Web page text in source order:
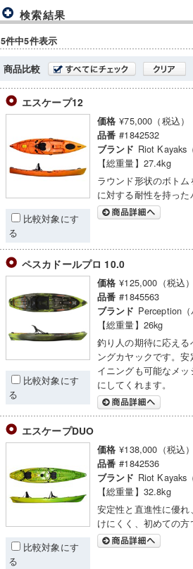
検索結果
5件中5件表示
商品比較
エスケープ12
比較対象にす
る
価格 ¥75,000（税込）
品番 #1842532
ブランド Riot Kayaks
【総重量】27.4kg
ラウンド形状のボト
に対する耐性を持った
ペスカドールプロ 10.0
比較対象にす
る
価格 ¥125,000（税込）
品番 #1845563
ブランド Perception（
【総重量】26kg
釣り人の期待に応え
ングカヤックです。
イニングも可能なメ
にしてくれます。
エスケープDUO
比較対象にす
る
価格 ¥138,000（税込）
品番 #1842536
ブランド Riot Kayaks
【総重量】32.8kg
安定性と直進性に優
けにくく、初めての方